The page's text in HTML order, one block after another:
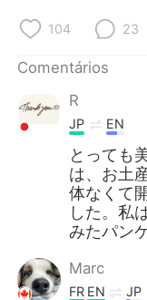
104 23
Comentários
R
JP EN
とっても
は、お土
体なくて
した。私
みたパン
Marc
FR EN JP